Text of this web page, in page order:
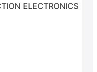
ELECTRONICS